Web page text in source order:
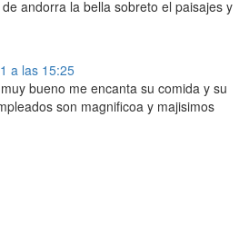
andorra la bella sobreto el paisajes y
a las 15:25
bueno me encanta su comida y su
son magnificoa y majisimos